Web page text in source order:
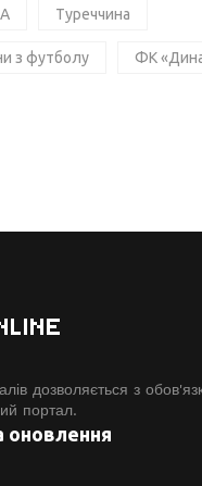
Туреччина
з футболу ФК
дозволяється з
портал.
оновлення